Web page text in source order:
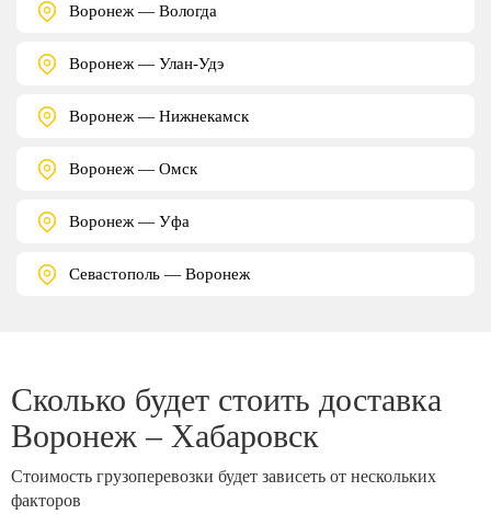
Воронеж — Вологда
Воронеж — Улан-Удэ
Воронеж — Нижнекамск
Воронеж — Омск
Воронеж — Уфа
Севастополь — Воронеж
Сколько будет стоить доставка
Воронеж – Хабаровск
Стоимость грузоперевозки будет зависеть от нескольких
факторов